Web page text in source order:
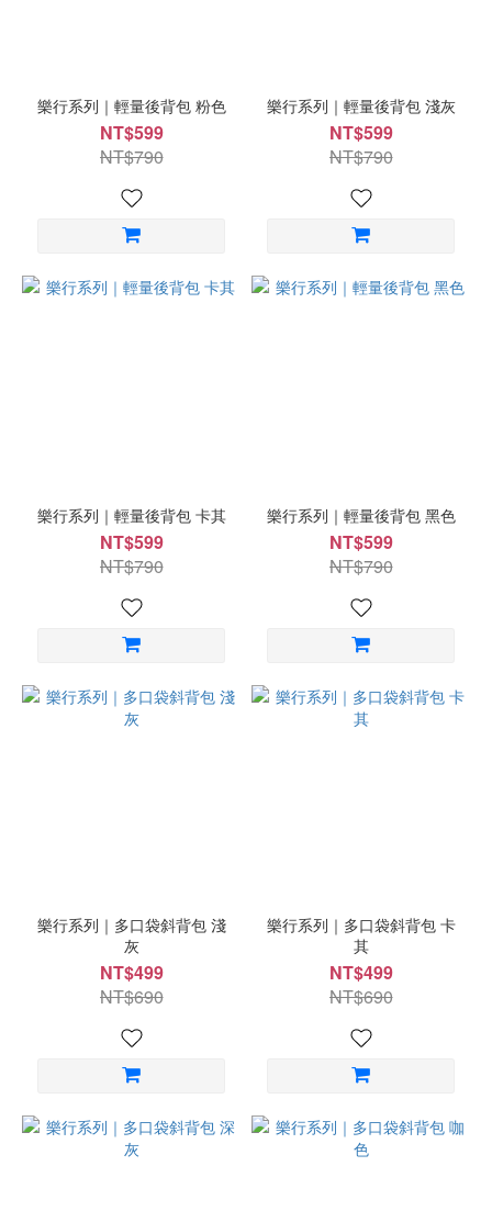
樂行系列｜輕量後背包 粉色
NT$599
NT$790
樂行系列｜輕量後背包 淺灰
NT$599
NT$790
樂行系列｜輕量後背包 卡其
NT$599
NT$790
樂行系列｜輕量後背包 黑色
NT$599
NT$790
樂行系列｜多口袋斜背包 淺
灰
NT$499
NT$690
樂行系列｜多口袋斜背包 卡
其
NT$499
NT$690